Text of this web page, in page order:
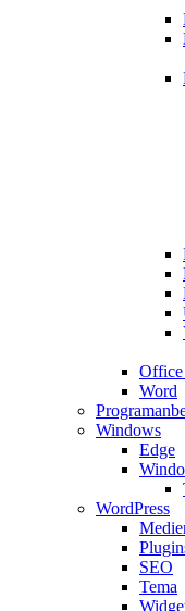
Word
Windows
Edge
WordPress
SEO
Tema